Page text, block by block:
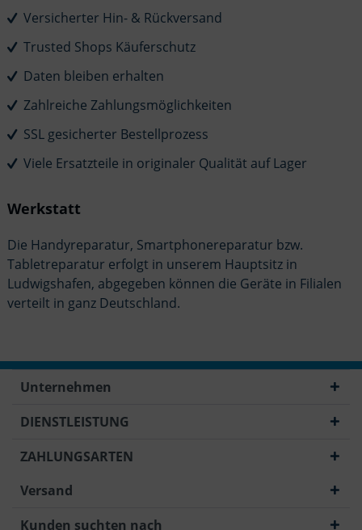
Versicherter Hin- & Rückversand
Trusted Shops Käuferschutz
Daten bleiben erhalten
Zahlreiche Zahlungsmöglichkeiten
SSL gesicherter Bestellprozess
Viele Ersatzteile in originaler Qualität auf Lager
Werkstatt
Die Handyreparatur, Smartphonereparatur bzw.
Tabletreparatur erfolgt in unserem Hauptsitz in
Ludwigshafen, abgegeben können die Geräte in Filialen
verteilt in ganz Deutschland.
Unternehmen
DIENSTLEISTUNG
ZAHLUNGSARTEN
Versand
Kunden suchten nach